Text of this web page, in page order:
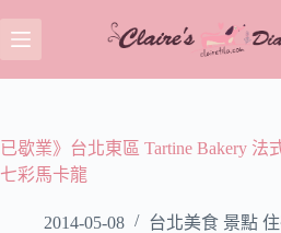
至
主
容
已歇業》台北東區 Tartine Bakery 法
七彩馬卡龍
2014-05-08
台北美食 景點 住